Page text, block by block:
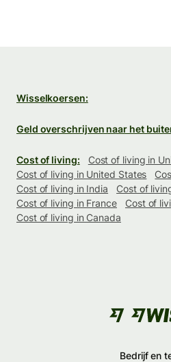
Wisselkoersen:
Geld overschrijven naar het
Cost of living:
Cost of living in
Cost of living in United States
Cost of living in India
Cost of
Cost of living in France
Cost of
Cost of living in Canada
Bedrijf en